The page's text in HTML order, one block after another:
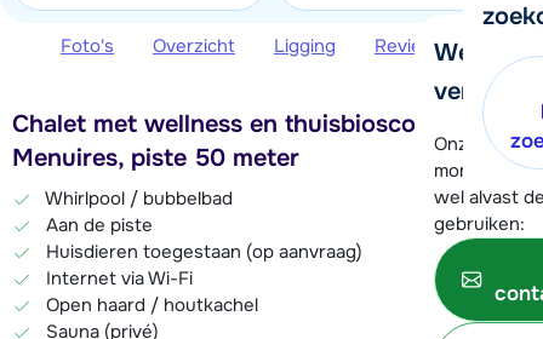
We
verder!
Onze
moment
wel alvast
gebruiken:
Foto's Overzicht Ligging Reviews
Chalet met wellness en thuisbioscoop in Les
Menuires, piste 50 meter
Whirlpool / bubbelbad
Aan de piste
Huisdieren toegestaan (op aanvraag)
Internet via Wi-Fi
Open haard / houtkachel
Sauna (privé)